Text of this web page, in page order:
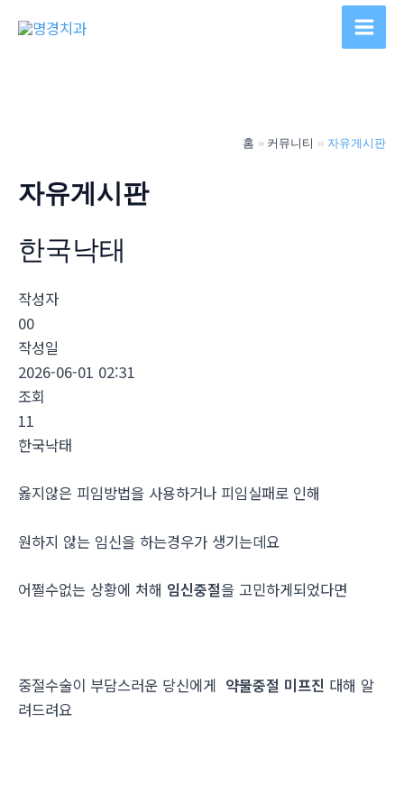
Main
홈 커뮤니티 자유게시판
자유게시판
한국낙­태
작성자
00
작성일
2026-06-01 02:31
조회
11
한국낙­태
옳지않은 피임방법을 사용하거나 피임실패로 인해
원하지 않는 임신을 하는경우가 생기는데요
어쩔수없는 상황에 처해 임신중절을 고민하게되었다면
중절수술이 부담스러운 당신에게 약물중절 미프진 대해 알
려드려요